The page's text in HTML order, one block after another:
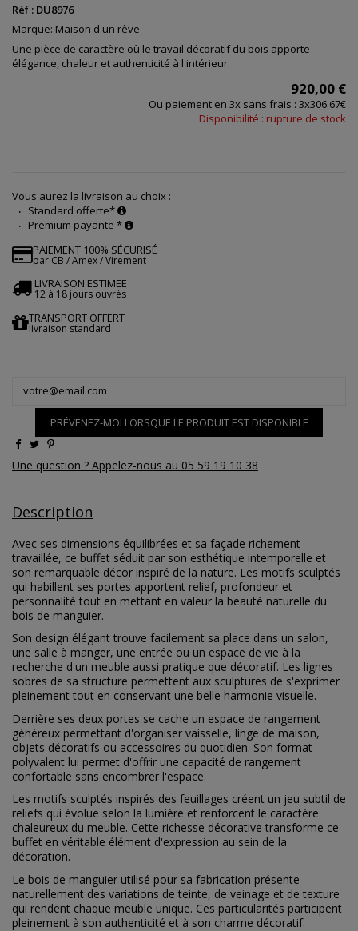
Réf : DU8976
Marque: Maison d'un rêve
Une pièce de caractère où le travail décoratif du bois apporte
élégance, chaleur et authenticité à l'intérieur.
920,00 €
Ou paiement en 3x sans frais : 3x306.67€
Disponibilité : rupture de stock
Vous aurez la livraison au choix :
Standard offerte*
Premium payante *
PAIEMENT 100% SÉCURISÉ
par CB / Amex / Virement
LIVRAISON ESTIMEE
12 à 18 jours ouvrés
TRANSPORT OFFERT
livraison standard
PRÉVENEZ-MOI LORSQUE LE PRODUIT EST DISPONIBLE
Une question ? Appelez-nous au 05 59 19 10 38
Description
Avec ses dimensions équilibrées et sa façade richement
travaillée, ce buffet séduit par son esthétique intemporelle et
son remarquable décor inspiré de la nature. Les motifs sculptés
qui habillent ses portes apportent relief, profondeur et
personnalité tout en mettant en valeur la beauté naturelle du
bois de manguier.
Son design élégant trouve facilement sa place dans un salon,
une salle à manger, une entrée ou un espace de vie à la
recherche d'un meuble aussi pratique que décoratif. Les lignes
sobres de sa structure permettent aux sculptures de s'exprimer
pleinement tout en conservant une belle harmonie visuelle.
Derrière ses deux portes se cache un espace de rangement
généreux permettant d'organiser vaisselle, linge de maison,
objets décoratifs ou accessoires du quotidien. Son format
polyvalent lui permet d'offrir une capacité de rangement
confortable sans encombrer l'espace.
Les motifs sculptés inspirés des feuillages créent un jeu subtil de
reliefs qui évolue selon la lumière et renforcent le caractère
chaleureux du meuble. Cette richesse décorative transforme ce
buffet en véritable élément d'expression au sein de la
décoration.
Le bois de manguier utilisé pour sa fabrication présente
naturellement des variations de teinte, de veinage et de texture
qui rendent chaque meuble unique. Ces particularités participent
pleinement à son authenticité et à son charme décoratif.